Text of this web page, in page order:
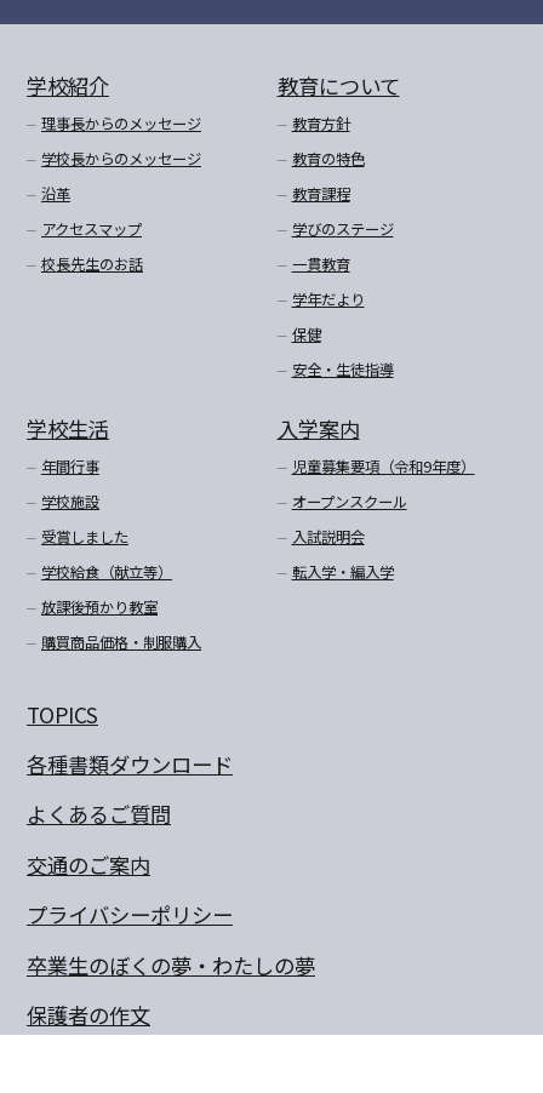
学校紹介
理事長からのメッセージ
学校長からのメッセージ
沿革
アクセスマップ
校長先生のお話
教育について
教育方針
教育の特色
教育課程
学びのステージ
一貫教育
学年だより
保健
安全・生徒指導
学校生活
年間行事
学校施設
受賞しました
学校給食（献立等）
放課後預かり教室
購買商品価格・制服購入
入学案内
児童募集要項（令和9年度）
オープンスクール
入試説明会
転入学・編入学
TOPICS
各種書類ダウンロード
よくあるご質問
交通のご案内
プライバシーポリシー
卒業生のぼくの夢・わたしの夢
保護者の作文